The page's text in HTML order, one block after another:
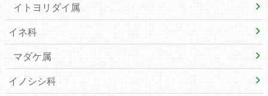
イトヨリダイ属
イネ科
マダケ属
イノシシ科